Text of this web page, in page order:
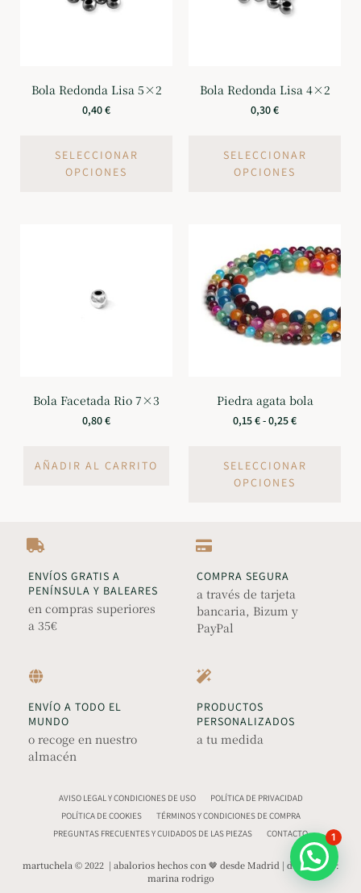
Bola Redonda Lisa 5×2
0,40€
SELECCIONAR
OPCIONES
Bola Redonda Lisa 4×2
0,30€
SELECCIONAR
OPCIONES
Bola Facetada Rio 7×3
0,80€
AÑADIR AL CARRITO
Piedra agata bola
0,15€-0,25€
SELECCIONAR
OPCIONES
ENVÍOS GRATIS A
PENÍNSULA Y BALEARES
en compras superiores
a 35€
COMPRA SEGURA
a través de tarjeta
bancaria, Bizum y
PayPal
ENVÍO A TODO EL
MUNDO
o recoge en nuestro
almacén
PRODUCTOS
PERSONALIZADOS
a tu medida
AVISO LEGAL Y CONDICIONES DE USO
POLÍTICA DE PRIVACIDAD
POLÍTICA DE COOKIES
TÉRMINOS Y CONDICIONES DE COMPRA
PREGUNTAS FRECUENTES Y CUIDADOS DE LAS PIEZAS
CONTACTO
martuchela © 2022 | abalorios hechos con 🤎 desde Madrid | diseño web:
marina rodrigo
1